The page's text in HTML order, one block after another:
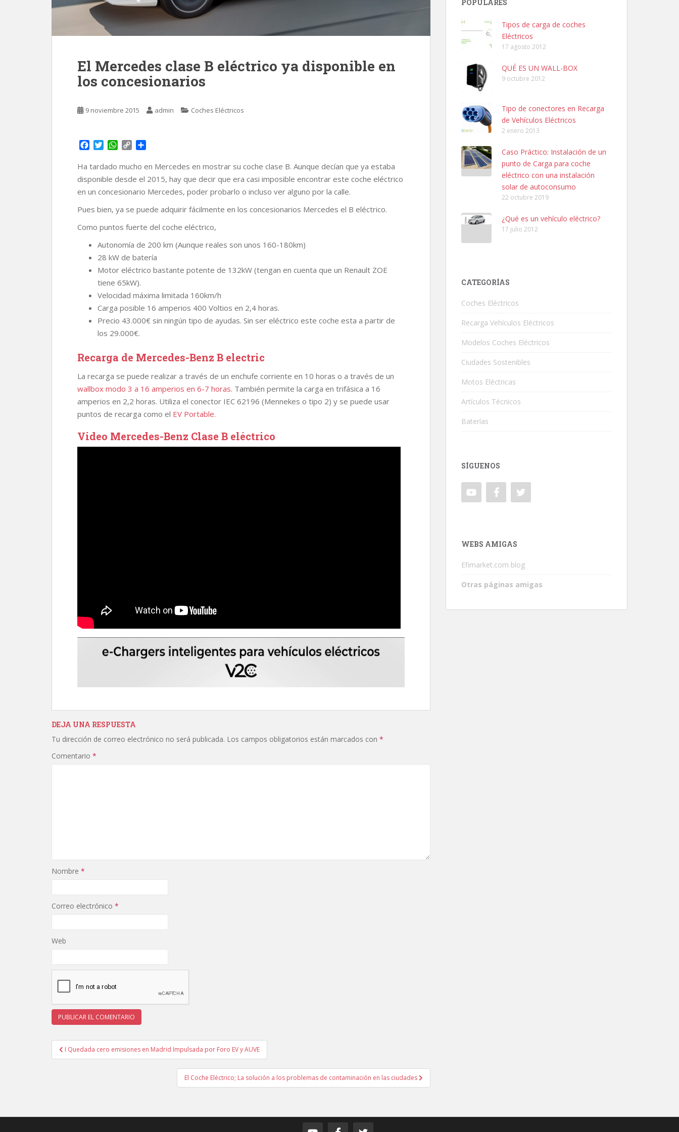
El Mercedes clase B eléctrico ya disponible en
los concesionarios
9 noviembre 2015 admin Coches Eléctricos
c
e
b
o
o
k
i
t
t
e
r
W
a
t
s
A
p
p
p
y
L
i
n
k
m
p
a
r
t
i
r
Ha tardado mucho en Mercedes en mostrar su coche clase B. Aunque decían que ya estaba
disponible desde el 2015, hay que decir que era casi imposible encontrar este coche eléctrico
en un concesionario Mercedes, poder probarlo o incluso ver alguno por la calle.
Pues bien, ya se puede adquirir fácilmente en los concesionarios Mercedes el B eléctrico.
Como puntos fuerte del coche eléctrico,
Autonomía de 200 km (Aunque reales son unos 160-180km)
28 kW de batería
Motor eléctrico bastante potente de 132kW (tengan en cuenta que un Renault ZOE
tiene 65kW).
Velocidad máxima limitada 160km/h
Carga posible 16 amperios 400 Voltios en 2,4 horas.
Precio 43.000€ sin ningún tipo de ayudas. Sin ser eléctrico este coche esta a partir de
los 29.000€.
Recarga de Mercedes-Benz B electric
La recarga se puede realizar a través de un enchufe corriente en 10 horas o a través de un
wallbox modo 3 a 16 amperios en 6-7 horas. También permite la carga en trifásica a 16
amperios en 2,2 horas. Utiliza el conector IEC 62196 (Mennekes o tipo 2) y se puede usar
puntos de recarga como el EV Portable.
Video Mercedes-Benz Clase B eléctrico
DEJA UNA RESPUESTA
Tu dirección de correo electrónico no será publicada. Los campos obligatorios están marcados con *
Comentario *
Nombre *
Correo electrónico *
Web
Navegación
de
I Quedada cero emisiones en Madrid Impulsada por Foro EV y AUVE
El Coche Eléctrico; La solución a los problemas de contaminación en las ciudades
POPULARES
Tipos de carga de coches
Eléctricos
17 agosto 2012
QUÉ ES UN WALL-BOX
9 octubre 2012
Tipo de conectores en Recarga
de Vehículos Eléctricos
2 enero 2013
Caso Práctico: Instalación de un
punto de Carga para coche
eléctrico con una instalación
solar de autoconsumo
22 octubre 2019
¿Qué es un vehículo eléctrico?
17 julio 2012
CATEGORÍAS
Coches Eléctricos
Recarga Vehículos Eléctricos
Modelos Coches Eléctricos
Ciudades Sostenibles
Motos Eléctricas
Artículos Técnicos
Baterías
SÍGUENOS
WEBS AMIGAS
Efimarket.com blog
Otras páginas amigas